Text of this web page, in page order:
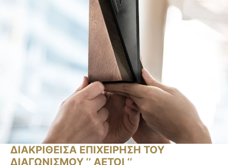
ΔΙΑΚΡΙΘΕΙΣΑ ΕΠΙΧΕΙΡΗΣΗ ΤΟΥ
ΔΙΑΓΩΝΙΣΜΟΥ ‘’ ΑΕΤΟΙ ‘’